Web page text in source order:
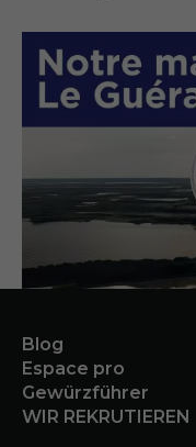
Blog
Espace pro
Gewürzführer
WIR REKRUTIEREN